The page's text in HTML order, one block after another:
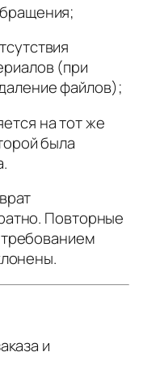
(при
файлов);
на тот же
была
Повторные
и